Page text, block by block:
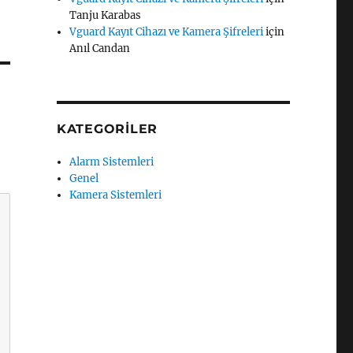
Tanju Karabas
Vguard Kayıt Cihazı ve Kamera Şifreleriiçin
Anıl Candan
KATEGORILER
Alarm Sistemleri
Genel
Kamera Sistemleri